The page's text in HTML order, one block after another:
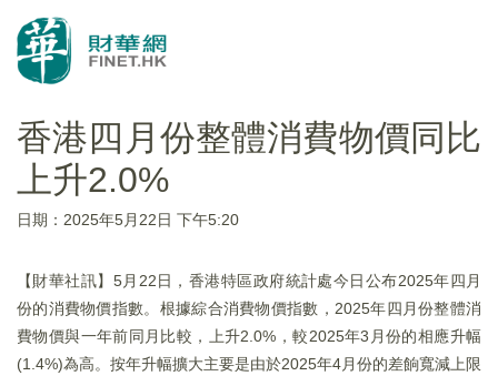
香港四月份整體消費物價同比
上升2.0%
日期：2025年5月22日 下午5:20
【財華社訊】5月22日，香港特區政府統計處今日公布2025年四月
份的消費物價指數。根據綜合消費物價指數，2025年四月份整體消
費物價與一年前同月比較，上升2.0%，較2025年3月份的相應升幅
(1.4%)為高。按年升幅擴大主要是由於2025年4月份的差餉寬減上限